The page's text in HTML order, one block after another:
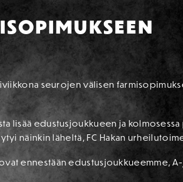
seurojen välisen
lisää edustusjoukkueen ja
näinkin läheltä, FC Hakan
ennestään edustusjoukkueemme,